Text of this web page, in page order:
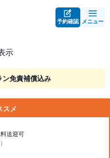
予約確認 メニュー
示
ン免責補償込み
スメ
送迎可